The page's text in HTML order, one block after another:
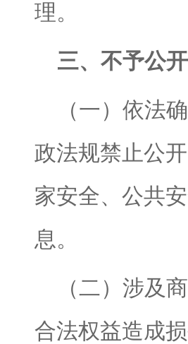
理。
三、不予公
（一）依法
政法规禁止公
家安全、公共
息。
（二）涉及
合法权益造成